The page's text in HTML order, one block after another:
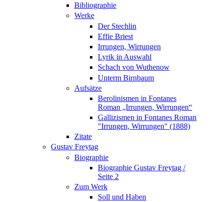
Bibliographie
Werke
Der Stechlin
Effie Briest
Irrungen, Wirrungen
Lyrik in Auswahl
Schach von Wuthenow
Unterm Birnbaum
Aufsätze
Berolinismen in Fontanes
Roman „Irrungen, Wirrungen“
Gallizismen in Fontanes Roman
"Irrungen, Wirrungen" (1888)
Zitate
Gustav Freytag
Biographie
Biographie Gustav Freytag /
Seite 2
Zum Werk
Soll und Haben